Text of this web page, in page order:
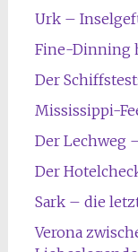
Urk –
Fine-Dinning
Der
Mississippi-
Der Lechweg
Der
Sark – die
Verona